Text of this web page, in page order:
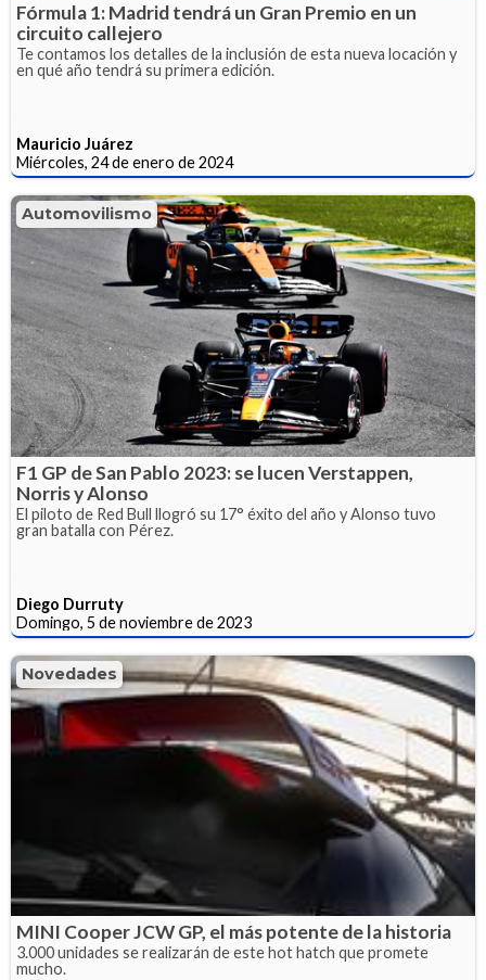
Fórmula 1: Madrid tendrá un Gran Premio en un
circuito callejero
Te contamos los detalles de la inclusión de esta nueva locación y
en qué año tendrá su primera edición.
Mauricio Juárez
Miércoles, 24 de enero de 2024
Automovilismo
F1 GP de San Pablo 2023: se lucen Verstappen,
Norris y Alonso
El piloto de Red Bull llogró su 17° éxito del año y Alonso tuvo
gran batalla con Pérez.
Diego Durruty
Domingo, 5 de noviembre de 2023
Novedades
MINI Cooper JCW GP, el más potente de la historia
3.000 unidades se realizarán de este hot hatch que promete
mucho.